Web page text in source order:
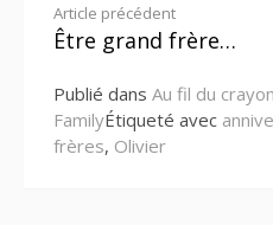
Lire
suite
Article précédent
Être grand frère…
Publié dans Au fil du crayon
FamilyÉtiqueté avec
frères, Olivier